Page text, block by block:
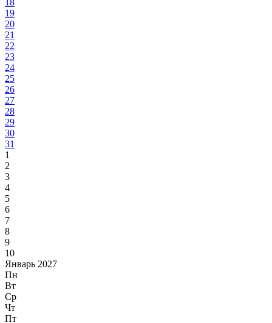
18
19
20
21
22
23
24
25
26
27
28
29
30
31
1
2
3
4
5
6
7
8
9
10
Январь 2027
Пн
Вт
Ср
Чт
Пт